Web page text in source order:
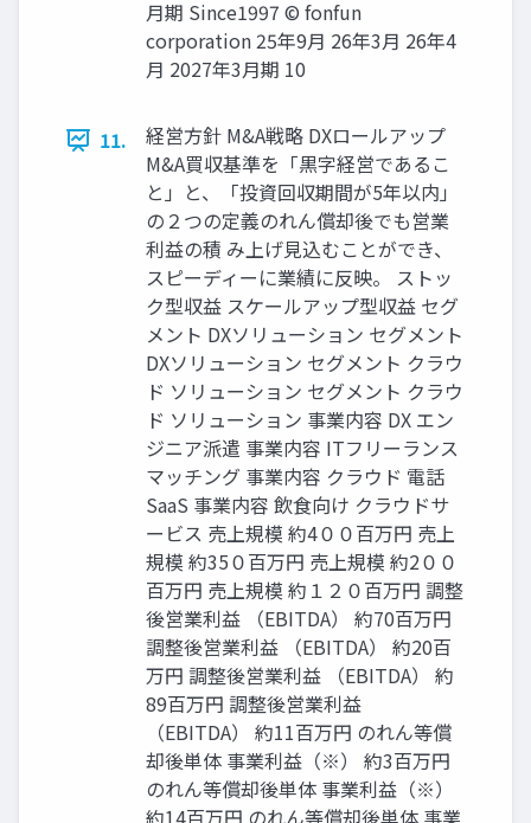
月期 Since1997 © fonfun
corporation 25年9月 26年3月 26年4
月 2027年3月期 10
11.
経営方針 M&A戦略 DXロールアップ
M&A買収基準を「黒字経営であるこ
と」と、「投資回収期間が5年以内」
の２つの定義のれん償却後でも営業
利益の積 み上げ見込むことができ、
スピーディーに業績に反映。 ストッ
ク型収益 スケールアップ型収益 セグ
メント DXソリューション セグメント
DXソリューション セグメント クラウ
ド ソリューション セグメント クラウ
ド ソリューション 事業内容 DX エン
ジニア派遣 事業内容 ITフリーランス
マッチング 事業内容 クラウド 電話
SaaS 事業内容 飲食向け クラウドサ
ービス 売上規模 約4００百万円 売上
規模 約35０百万円 売上規模 約2００
百万円 売上規模 約１２０百万円 調整
後営業利益 （EBITDA） 約70百万円
調整後営業利益 （EBITDA） 約20百
万円 調整後営業利益 （EBITDA） 約
89百万円 調整後営業利益
（EBITDA） 約11百万円 のれん等償
却後単体 事業利益（※） 約3百万円
のれん等償却後単体 事業利益（※）